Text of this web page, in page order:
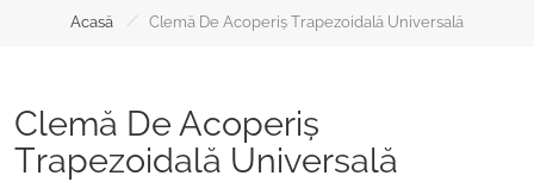
Acasă / Clemă De Acoperiș Trapezoidală Universală
Clemă De Acoperiș
Trapezoidală Universală